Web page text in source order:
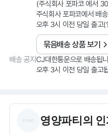
(주식회사 포파코 에서
주식회사 포파코에서 배
오후 3시 이전 당일 출고(
묶음배송 상품 보기
배송 공지CJ대한통운으로 배송됩
오후 3시 이전 당일 출고
영양파티 의